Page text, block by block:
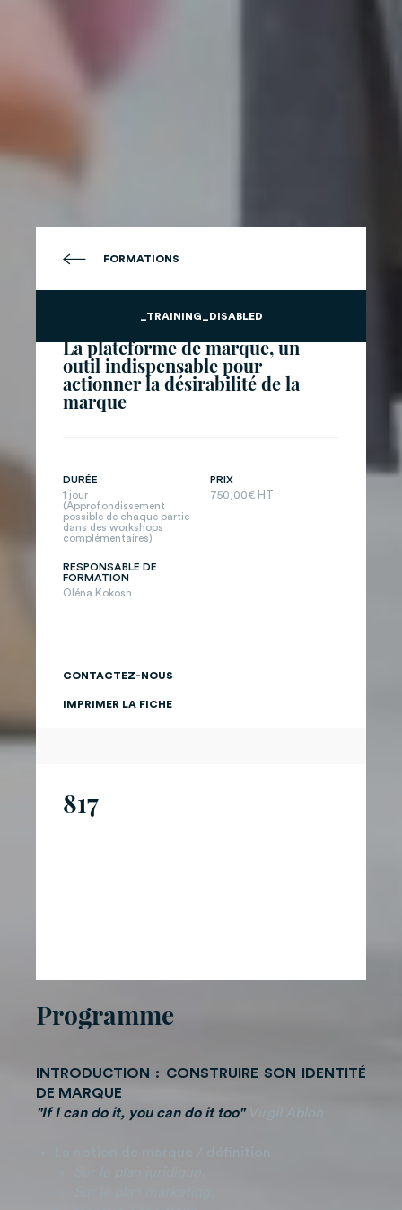
FORMATIONS
MARDI 7 JUILLET 2026 - FORMATION À SUIVRE EN
PRÉSENTIEL OU EN DISTANCIEL
La plateforme de marque, un
outil indispensable pour
actionner la désirabilité de la
marque
DURÉE
1 jour
(Approfondissement
possible de chaque partie
dans des workshops
complémentaires)
PRIX
750,00€ HT
RESPONSABLE DE
FORMATION
Oléna Kokosh
CONTACTEZ-NOUS
IMPRIMER LA FICHE
_TRAINING_DISABLED
817
Programme
INTRODUCTION : CONSTRUIRE SON IDENTITÉ
DE MARQUE
"If I can do it, you can do it too"Virgil Abloh